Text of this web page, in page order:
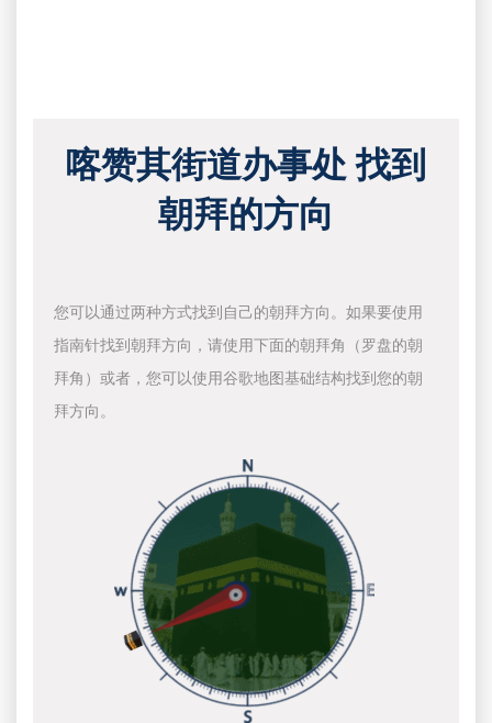
喀赞其街道办事处 找到
朝拜的方向
您可以通过两种方式找到自己的朝拜方向。如果要使用
指南针找到朝拜方向，请使用下面的朝拜角（罗盘的朝
拜角）或者，您可以使用谷歌地图基础结构找到您的朝
拜方向。